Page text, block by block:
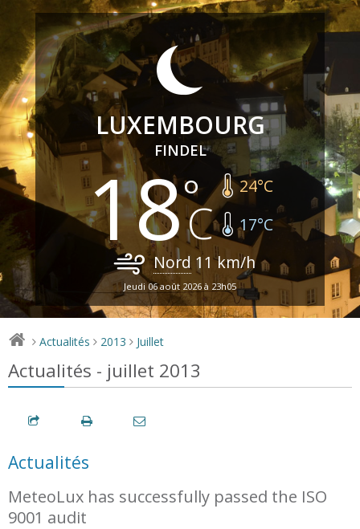
LUXEMBOURG
FINDEL
18 24°C
17°C
Nord 11km/h
Jeudi 06 août 2026 à 23h05
> Actualités > 2013 > Juillet
Actualités - juillet 2013
Actualités
MeteoLux has successfully passed the ISO
9001 audit